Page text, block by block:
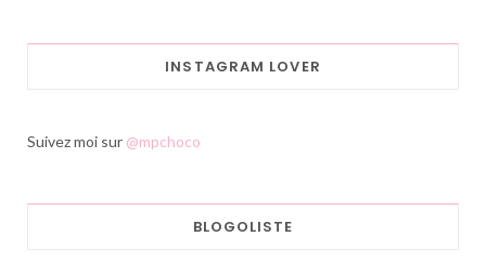
INSTAGRAM LOVER
Suivez moi sur @mpchoco
BLOGOLISTE